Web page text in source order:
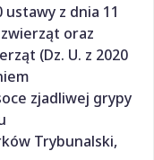
z dnia 11
oraz
(Dz. U. z 2020
zjadliwej grypy
Trybunalski,